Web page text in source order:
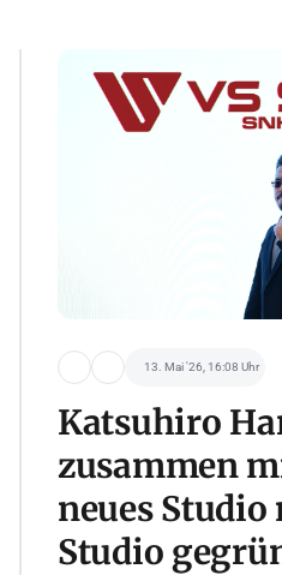
13. Mai '26, 16:08 Uhr
Katsuhiro
zusammen
neues Studio
Studio